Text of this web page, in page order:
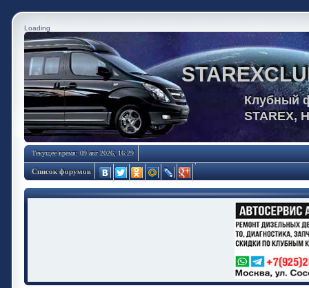
Loading
Клубный
STAREX,
Текущее время: 09 авг 2026, 16:29
Список форумов